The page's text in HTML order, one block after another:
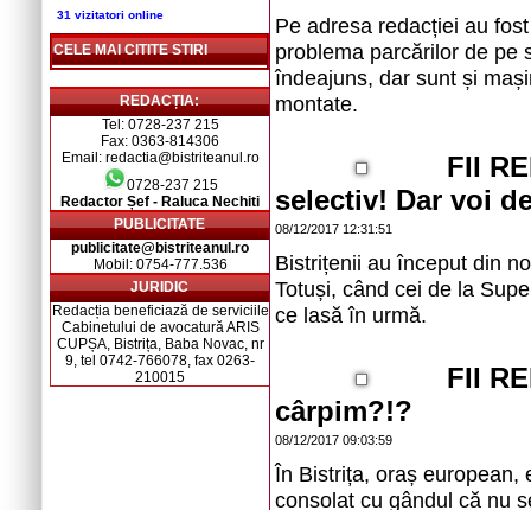
31 vizitatori online
CELE MAI CITITE STIRI
REDACȚIA:
Tel: 0728-237 215
Fax: 0363-814306
Email: redactia@bistriteanul.ro
0728-237 215
Redactor Șef - Raluca Nechiti
PUBLICITATE
publicitate@bistriteanul.ro
Mobil: 0754-777.536
JURIDIC
Redacția beneficiază de serviciile
Cabinetului de avocatură ARIS
CUPȘA, Bistrița, Baba Novac, nr
9, tel 0742-766078, fax 0263-
210015
Pe adresa redacției au
problema parcărilor de pe
îndeajuns, dar sunt și
montate.
FII
selectiv! Dar voi
08/12/2017 12:31:51
Bistrițenii au început din
Totuși, când cei de la
ce lasă în urmă.
FII
cârpim?!?
08/12/2017 09:03:59
În Bistrița, oraș european,
consolat cu gândul că nu